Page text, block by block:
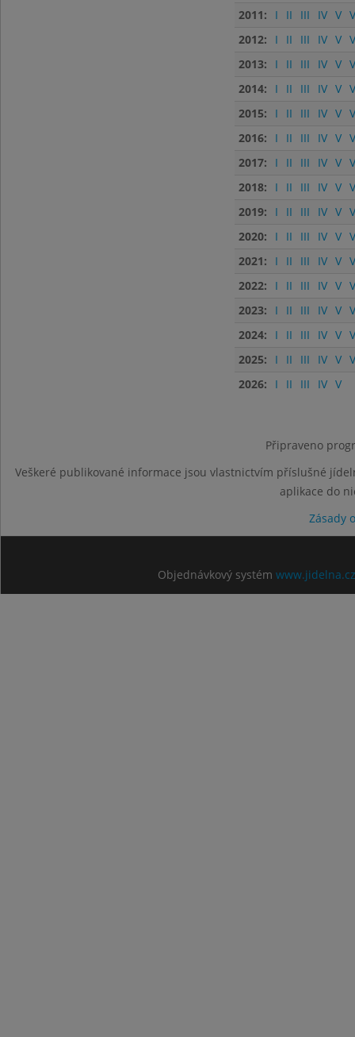
2011:
I II III IV V
2012:
I II III IV V
2013:
I II III IV V
2014:
I II III IV V
2015:
I II III IV V
2016:
I II III IV V
2017:
I II III IV V
2018:
I II III IV V
2019:
I II III IV V
2020:
I II III IV V
2021:
I II III IV V
2022:
I II III IV V
2023:
I II III IV V
2024:
I II III IV V
2025:
I II III IV V
2026:
I II III IV V
Připraveno
Veškeré publikované informace jsou vlastnictvím příslušné
aplikace do
Zásady
Objednávkový systém www.jidelna.cz